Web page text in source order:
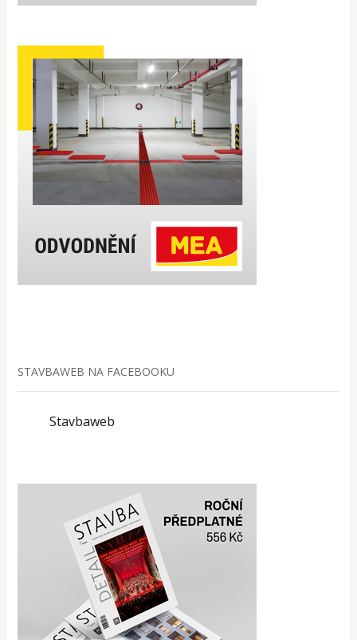
STAVBAWEB NA FACEBOOKU
Stavbaweb